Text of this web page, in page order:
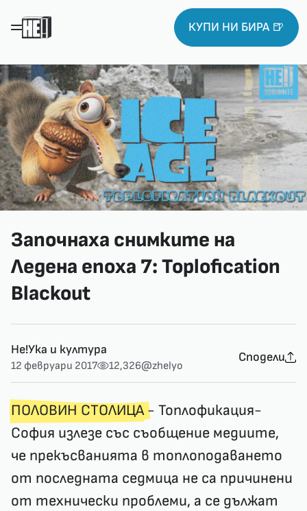
КУПИ НИ БИРА 🍺
Започнаха снимките на
Ледена епоха 7: Toplofication
Blackout
Не!Ука и култура
12 февруари 2017 12,326@zhelyo
Сподели
ПОЛОВИН СТОЛИЦА- Топлофикация-
София излезе със съобщение медиите,
че прекъсванията в топлоподаването
от последната седмица не са причинени
от технически проблеми, а се дължат